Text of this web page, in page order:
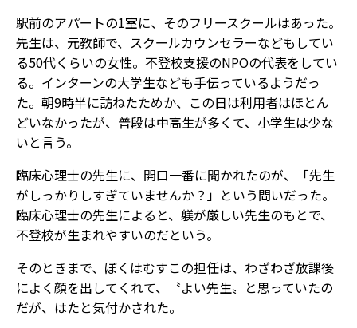
駅前のアパートの1室に、そのフリースクールはあった。
先生は、元教師で、スクールカウンセラーなどもしてい
る50代くらいの女性。不登校支援のNPOの代表をしてい
る。インターンの大学生なども手伝っているようだっ
た。朝9時半に訪ねたためか、この日は利用者はほとん
どいなかったが、普段は中高生が多くて、小学生は少な
いと言う。
臨床心理士の先生に、開口一番に聞かれたのが、「先生
がしっかりしすぎていませんか？」という問いだった。
臨床心理士の先生によると、躾が厳しい先生のもとで、
不登校が生まれやすいのだという。
そのときまで、ぼくはむすこの担任は、わざわざ放課後
によく顔を出してくれて、〝よい先生〟と思っていたの
だが、はたと気付かされた。